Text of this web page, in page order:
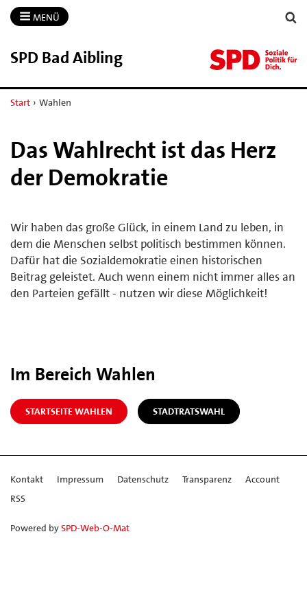
MENÜ
SPD Bad Aibling
Start › Wahlen
Das Wahlrecht ist das Herz
der Demokratie
Wir haben das große Glück, in einem Land zu leben, in
dem die Menschen selbst politisch bestimmen können.
Dafür hat die Sozialdemokratie einen historischen
Beitrag geleistet. Auch wenn einem nicht immer alles an
den Parteien gefällt - nutzen wir diese Möglichkeit!
Im Bereich Wahlen
STARTSEITE WAHLEN STADTRATSWAHL
Kontakt Impressum Datenschutz Transparenz
Account
RSS
Powered bySPD-Web-O-Mat